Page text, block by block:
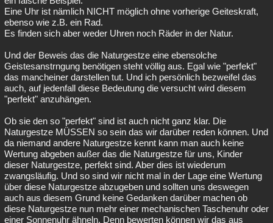
Eine Uhr ist nämlich NICHT möglich ohne vorherige Geiteskraft,
ebenso wie z.B. ein Rad.
Es finden sich aber weder Uhren noch Räder in der Natur.
Und der Beweis das die Naturgestze eine ebensolche
Geistesanstrngung benötigen steht völlig aus. Egal wie "perfekt"
das mancheiner darstellen tut. Und ich persönlich bezweifel das
auch, auf jedenfall diese Bedeutung die versucht wird diesem
"perfekt" anzuhängen.
Ob sie den so "perfekt" sind ist auch nicht ganz klar. Die
Naturgestze MÜSSEN so sein das wir darüber reden können. Und
da niemand andere Naturgestze kennt kann man auch keine
Wertung abgeben außer das die Naturgestze für uns, Kinder
dieser Naturgestze, perfekt sind. Aber dies ist wiederum
zwangsläufig. Und so sind wir nicht mal in der Lage eine Wertung
über diese Naturgestze abzugeben und sollten uns deswegen
auch aus diesem Grund keine Gedanken darüber machen ob
diese Naturgestze nun mehr einer mechanischen Taschenuhr oder
einer Sonnenuhr ähneln. Denn bewerten können wir das aus